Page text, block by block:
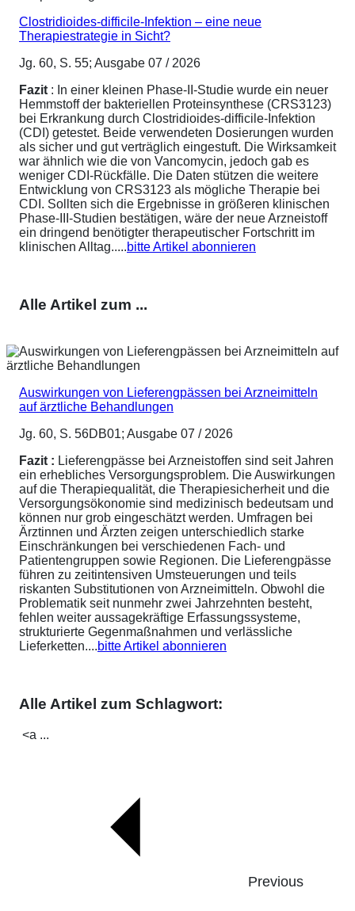
Clostridioides-difficile-Infektion – eine neue
Therapiestrategie in Sicht?
Jg. 60, S. 55; Ausgabe 07 / 2026
Fazit : In einer kleinen Phase-II-Studie wurde ein neuer
Hemmstoff der bakteriellen Proteinsynthese (CRS3123)
bei Erkrankung durch Clostridioides-difficile-Infektion
(CDI) getestet. Beide verwendeten Dosierungen wurden
als sicher und gut verträglich eingestuft. Die Wirksamkeit
war ähnlich wie die von Vancomycin, jedoch gab es
weniger CDI-Rückfälle. Die Daten stützen die weitere
Entwicklung von CRS3123 als mögliche Therapie bei
CDI. Sollten sich die Ergebnisse in größeren klinischen
Phase-III-Studien bestätigen, wäre der neue Arzneistoff
ein dringend benötigter therapeutischer Fortschritt im
klinischen Alltag.....bitte Artikel abonnieren
Alle Artikel zum ...
Auswirkungen von Lieferengpässen bei Arzneimitteln
auf ärztliche Behandlungen
Jg. 60, S. 56DB01; Ausgabe 07 / 2026
Fazit : Lieferengpässe bei Arzneistoffen sind seit Jahren
ein erhebliches Versorgungsproblem. Die Auswirkungen
auf die Therapiequalität, die Therapiesicherheit und die
Versorgungsökonomie sind medizinisch bedeutsam und
können nur grob eingeschätzt werden. Umfragen bei
Ärztinnen und Ärzten zeigen unterschiedlich starke
Einschränkungen bei verschiedenen Fach- und
Patientengruppen sowie Regionen. Die Lieferengpässe
führen zu zeitintensiven Umsteuerungen und teils
riskanten Substitutionen von Arzneimitteln. Obwohl die
Problematik seit nunmehr zwei Jahrzehnten besteht,
fehlen weiter aussagekräftige Erfassungssysteme,
strukturierte Gegenmaßnahmen und verlässliche
Lieferketten....bitte Artikel abonnieren
Alle Artikel zum Schlagwort:
<a ...
Previous